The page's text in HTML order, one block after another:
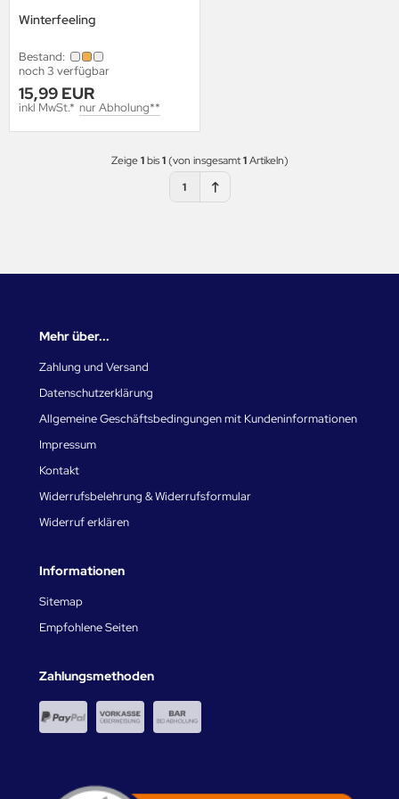
Winterfeeling
Bestand:
noch 3 verfügbar
15,99 EUR
inkl MwSt.* nur Abholung**
Zeige1bis1(von insgesamt1Artikeln)
1
Mehr über...
Zahlung und Versand
Datenschutzerklärung
Allgemeine Geschäftsbedingungen mit Kundeninformationen
Impressum
Kontakt
Widerrufsbelehrung & Widerrufsformular
Widerruf erklären
Informationen
Sitemap
Empfohlene Seiten
Zahlungsmethoden